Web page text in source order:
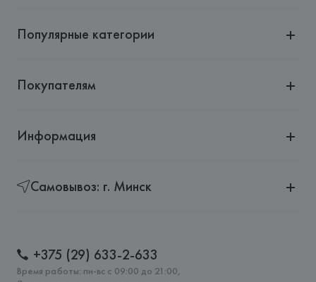
Популярные категории
Покупателям
Информация
Самовывоз: г. Минск
+375 (29) 633-2-633
Время работы: пн-вс с 09:00 до 21:00,